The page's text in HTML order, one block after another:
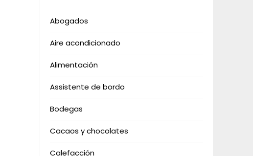
Abogados
Aire acondicionado
Alimentación
Assistente de bordo
Bodegas
Cacaos y chocolates
Calefacción